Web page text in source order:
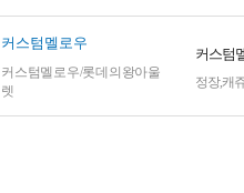
커스텀멜로우
커스텀멜로우/롯데의왕아울
렛
커스텀
정장,캐